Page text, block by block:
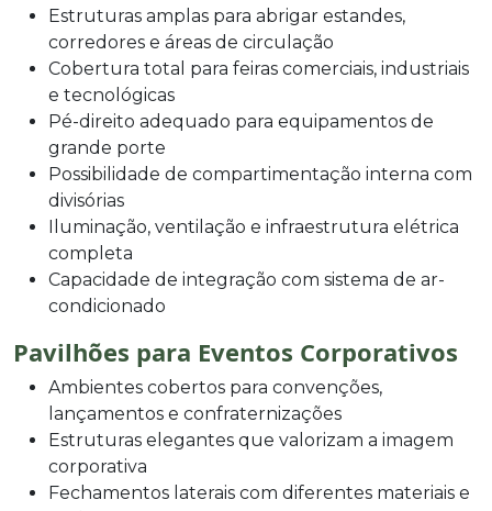
Estruturas amplas para abrigar estandes,
corredores e áreas de circulação
Cobertura total para feiras comerciais, industriais
e tecnológicas
Pé-direito adequado para equipamentos de
grande porte
Possibilidade de compartimentação interna com
divisórias
Iluminação, ventilação e infraestrutura elétrica
completa
Capacidade de integração com sistema de ar-
condicionado
Pavilhões para Eventos Corporativos
Ambientes cobertos para convenções,
lançamentos e confraternizações
Estruturas elegantes que valorizam a imagem
corporativa
Fechamentos laterais com diferentes materiais e